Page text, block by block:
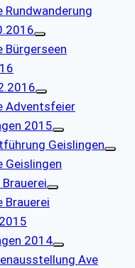
Rundwanderung
Bürgerseen
Adventsfeier
2015
Geislingen
Geislingen
Brauerei
2014
Ave